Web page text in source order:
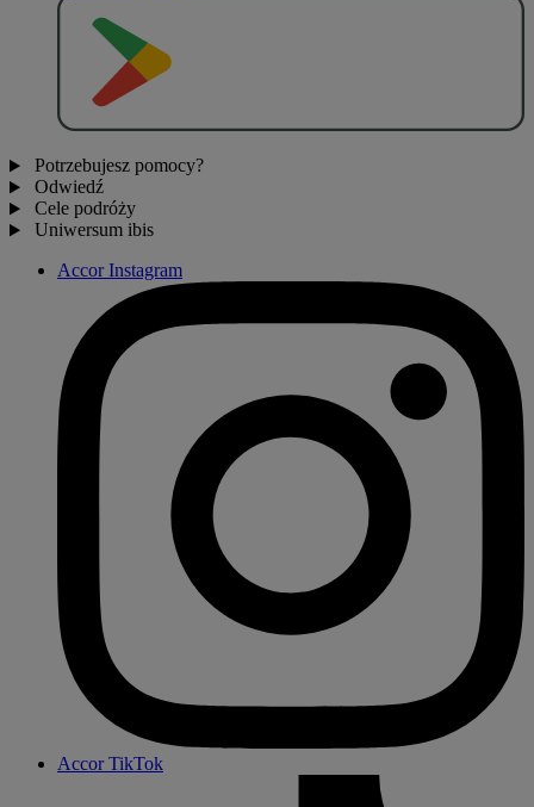
Potrzebujesz pomocy?
Odwiedź
Cele podróży
Uniwersum ibis
Accor Instagram
Accor TikTok